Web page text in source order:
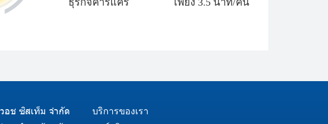
อช ซิสเท็ม จำกัด
บริการของเรา